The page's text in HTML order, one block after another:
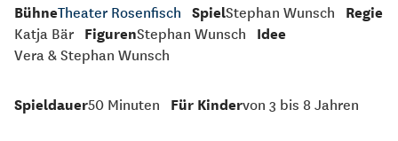
BühneTheater Rosenfisch SpielStephan Wunsch Regie
Katja Bär FigurenStephan Wunsch Idee
Vera & Stephan Wunsch
Spieldauer50 Minuten Für Kindervon 3 bis 8 Jahren